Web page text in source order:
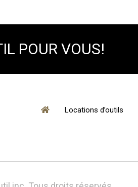
POUR VOUS!
Locations d’outils